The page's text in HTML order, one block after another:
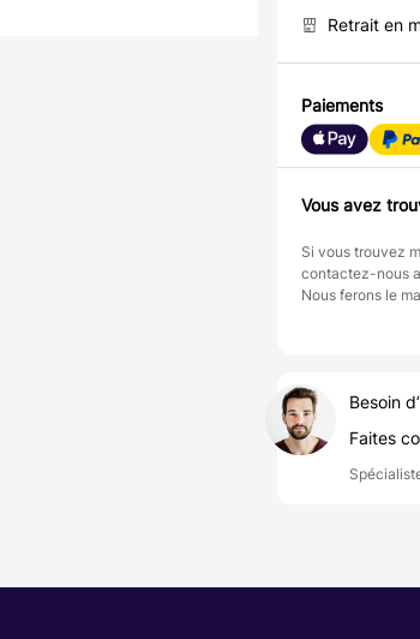
Retrait en
Paiements
Vous avez
Si vous trouvez
contactez-nous
Nous ferons le
Besoin
Faites